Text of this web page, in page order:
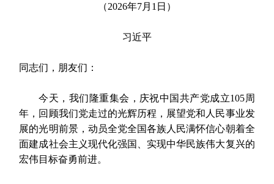
（2026年7月1日）
习近平
同志们，朋友们：
今天，我们隆重集会，庆祝中国共产党成立105周
年，回顾我们党走过的光辉历程，展望党和人民事业发
展的光明前景，动员全党全国各族人民满怀信心朝着全
面建成社会主义现代化强国、实现中华民族伟大复兴的
宏伟目标奋勇前进。